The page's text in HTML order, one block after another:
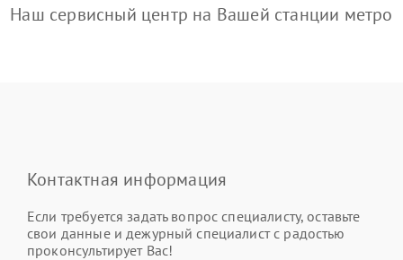
Наш сервисный центр на Вашей станции метро
Контактная информация
Если требуется задать вопрос специалисту, оставьте
свои данные и дежурный специалист с радостью
проконсультирует Вас!